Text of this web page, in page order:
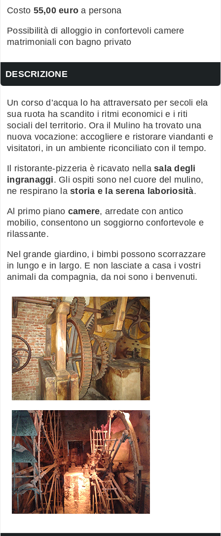
Costo 55,00 euroa persona
Possibilità di alloggio in confortevoli camere
matrimoniali con bagno privato
DESCRIZIONE
Un corso d’acqua lo ha attraversato per secoli ela
sua ruota ha scandito i ritmi economici e i riti
sociali del territorio. Ora il Mulino ha trovato una
nuova vocazione: accogliere e ristorare viandanti e
visitatori, in un ambiente riconciliato con il tempo.
Il ristorante-pizzeria è ricavato nella sala degli
ingranaggi. Gli ospiti sono nel cuore del mulino,
ne respirano la storia e la serena laboriosità.
Al primo piano camere, arredate con antico
mobilio, consentono un soggiorno confortevole e
rilassante.
Nel grande giardino, i bimbi possono scorrazzare
in lungo e in largo. E non lasciate a casa i vostri
animali da compagnia, da noi sono i benvenuti.